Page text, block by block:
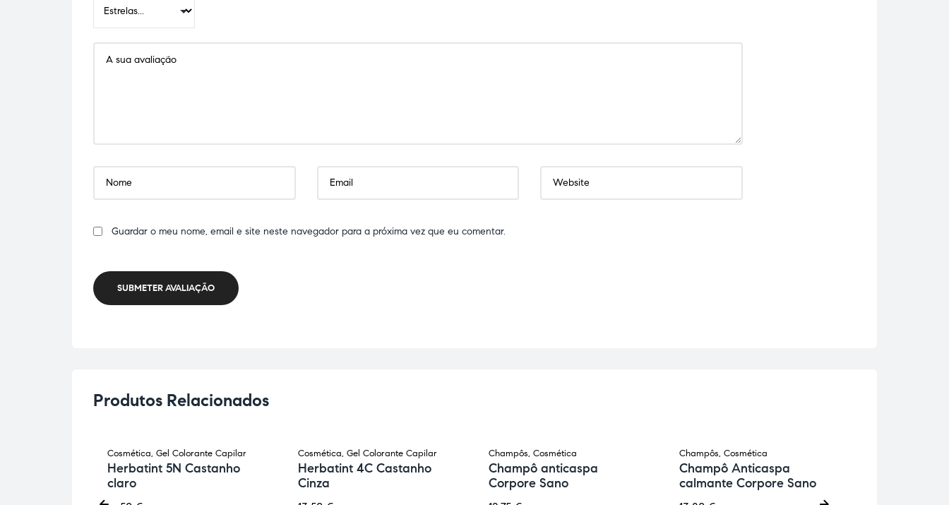
Guardar o meu nome, email e site neste navegador para a próxima vez que eu comentar.
SUBMETER AVALIAÇÃO
Produtos Relacionados
Cosmética, Gel Colorante Capilar
Herbatint 5N Castanho
claro
Cosmética, Gel Colorante Capilar
Herbatint 4C Castanho
Cinza
Champôs, Cosmética
Champô anticaspa
Corpore Sano
Champôs, Cosmética
Champô Anticaspa
calmante Corpore Sano